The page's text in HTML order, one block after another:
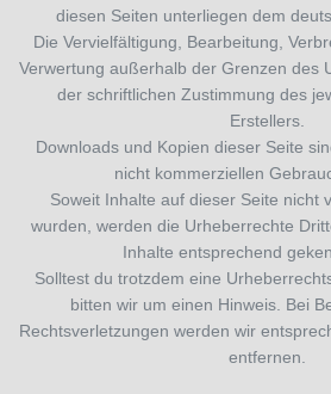
diesen Seiten unterliegen dem
Die Vervielfältigung, Bearbeitung,
Verwertung außerhalb der Grenzen des
der schriftlichen Zustimmung des
Erstellers.
Downloads und Kopien dieser Seite
nicht kommerziellen
Soweit Inhalte auf dieser Seite nicht
wurden, werden die Urheberrechte
Inhalte entsprechend
Solltest du trotzdem eine
bitten wir um einen Hinweis. Bei
Rechtsverletzungen werden wir
entfernen.